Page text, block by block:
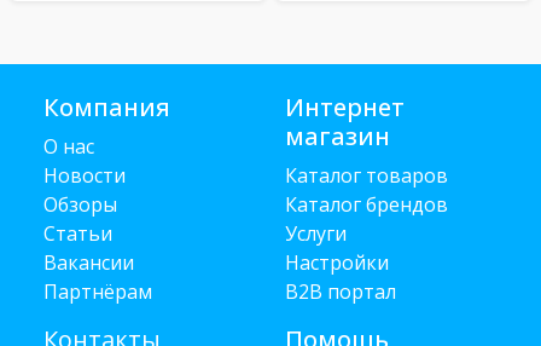
Компания
О нас
Новости
Обзоры
Статьи
Вакансии
Партнёрам
Интернет
магазин
Каталог товаров
Каталог брендов
Услуги
Настройки
B2B портал